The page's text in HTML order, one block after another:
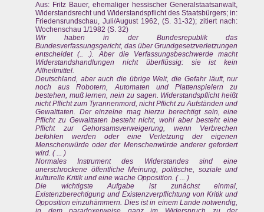
Aus: Fritz Bauer, ehemaliger hessischer Generalstaatsanwalt,
Widerstandsrecht und Widerstandspflicht des Staatsbürgers; in:
Friedensrundschau, Juli/August 1962, (S. 31-32); zitiert nach:
Wochenschau 1/1982 (S. 32)
Wir haben in der Bundesrepublik das
Bundesverfassungsgericht, das über Grundgesetzverletzungen
entscheidet (.. .). Aber die Verfassungsbeschwerde macht
Widerstandshandlungen nicht überflüssig: sie ist kein
Allheilmittel.
Deutschland, aber auch die übrige Welt, die Gefahr läuft, nur
noch aus Robotern, Automaten und Plattenspielern zu
bestehen, muß lernen, nein zu sagen. Widerstandspflicht heißt
nicht Pflicht zum Tyrannenmord, nicht Pflicht zu Aufständen und
Gewalttaten. Der einzelne mag hierzu berechtigt sein, eine
Pflicht zu Gewalttaten besteht nicht, wohl aber besteht eine
Pflicht zur Gehorsamsverweigerung, wenn Verbrechen
befohlen werden oder eine Verletzung der eigenen
Menschenwürde oder der Menschenwürde anderer gefordert
wird. ( ... )
Normales Instrument des Widerstandes sind eine
unerschrockene öffentliche Meinung, politische, soziale und
kulturelle Kritik und eine wache Opposition. ( ... )
Die wichtigste Aufgabe ist zunächst einmal,
Existenzberechtigung und Existenzverpflichtung von Kritik und
Opposition einzuhämmern. Dies ist in einem Lande notwendig,